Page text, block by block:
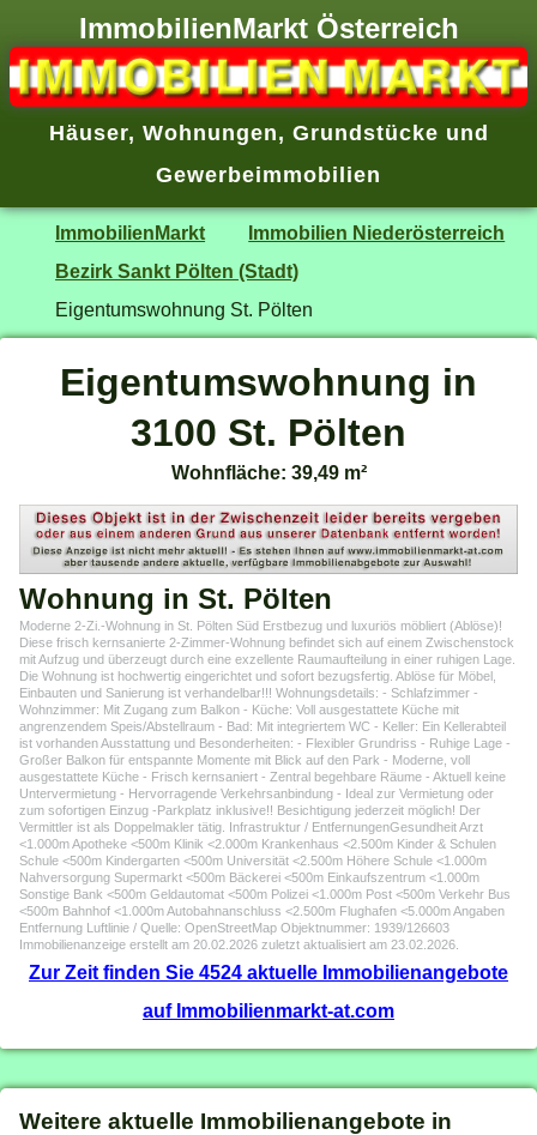
ImmobilienMarkt Österreich
Häuser, Wohnungen, Grundstücke und
Gewerbeimmobilien
ImmobilienMarkt
Immobilien Niederösterreich
Bezirk Sankt Pölten (Stadt)
Eigentumswohnung St. Pölten
Eigentumswohnung in
3100 St. Pölten
Wohnfläche: 39,49 m²
Wohnung in St. Pölten
Moderne 2-Zi.-Wohnung in St. Pölten Süd Erstbezug und luxuriös möbliert (Ablöse)!
Diese frisch kernsanierte 2-Zimmer-Wohnung befindet sich auf einem Zwischenstock
mit Aufzug und überzeugt durch eine exzellente Raumaufteilung in einer ruhigen Lage.
Die Wohnung ist hochwertig eingerichtet und sofort bezugsfertig. Ablöse für Möbel,
Einbauten und Sanierung ist verhandelbar!!! Wohnungsdetails: - Schlafzimmer -
Wohnzimmer: Mit Zugang zum Balkon - Küche: Voll ausgestattete Küche mit
angrenzendem Speis/Abstellraum - Bad: Mit integriertem WC - Keller: Ein Kellerabteil
ist vorhanden Ausstattung und Besonderheiten: - Flexibler Grundriss - Ruhige Lage -
Großer Balkon für entspannte Momente mit Blick auf den Park - Moderne, voll
ausgestattete Küche - Frisch kernsaniert - Zentral begehbare Räume - Aktuell keine
Untervermietung - Hervorragende Verkehrsanbindung - Ideal zur Vermietung oder
zum sofortigen Einzug -Parkplatz inklusive!! Besichtigung jederzeit möglich! Der
Vermittler ist als Doppelmakler tätig. Infrastruktur / EntfernungenGesundheit Arzt
<1.000m Apotheke <500m Klinik <2.000m Krankenhaus <2.500m Kinder & Schulen
Schule <500m Kindergarten <500m Universität <2.500m Höhere Schule <1.000m
Nahversorgung Supermarkt <500m Bäckerei <500m Einkaufszentrum <1.000m
Sonstige Bank <500m Geldautomat <500m Polizei <1.000m Post <500m Verkehr Bus
<500m Bahnhof <1.000m Autobahnanschluss <2.500m Flughafen <5.000m Angaben
Entfernung Luftlinie / Quelle: OpenStreetMap Objektnummer: 1939/126603
Immobilienanzeige erstellt am 20.02.2026 zuletzt aktualisiert am 23.02.2026.
Zur Zeit finden Sie 4524 aktuelle Immobilienangebote
auf Immobilienmarkt-at.com
Weitere aktuelle Immobilienangebote in